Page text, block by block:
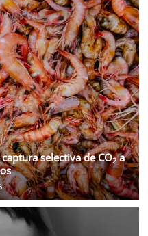
selectiva de CO2a